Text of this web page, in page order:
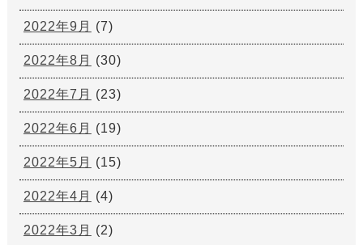
2022年9月 (7)
2022年8月 (30)
2022年7月 (23)
2022年6月 (19)
2022年5月 (15)
2022年4月 (4)
2022年3月 (2)